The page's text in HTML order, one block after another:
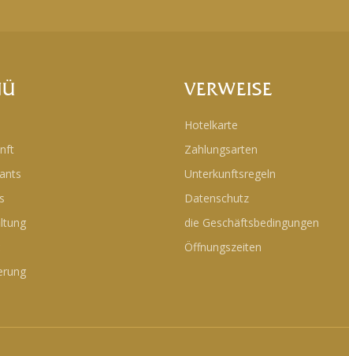
VERWEISE
Hotelkarte
Zahlungsarten
Unterkunftsregeln
Datenschutz
die Geschäftsbedingungen
Öffnungszeiten